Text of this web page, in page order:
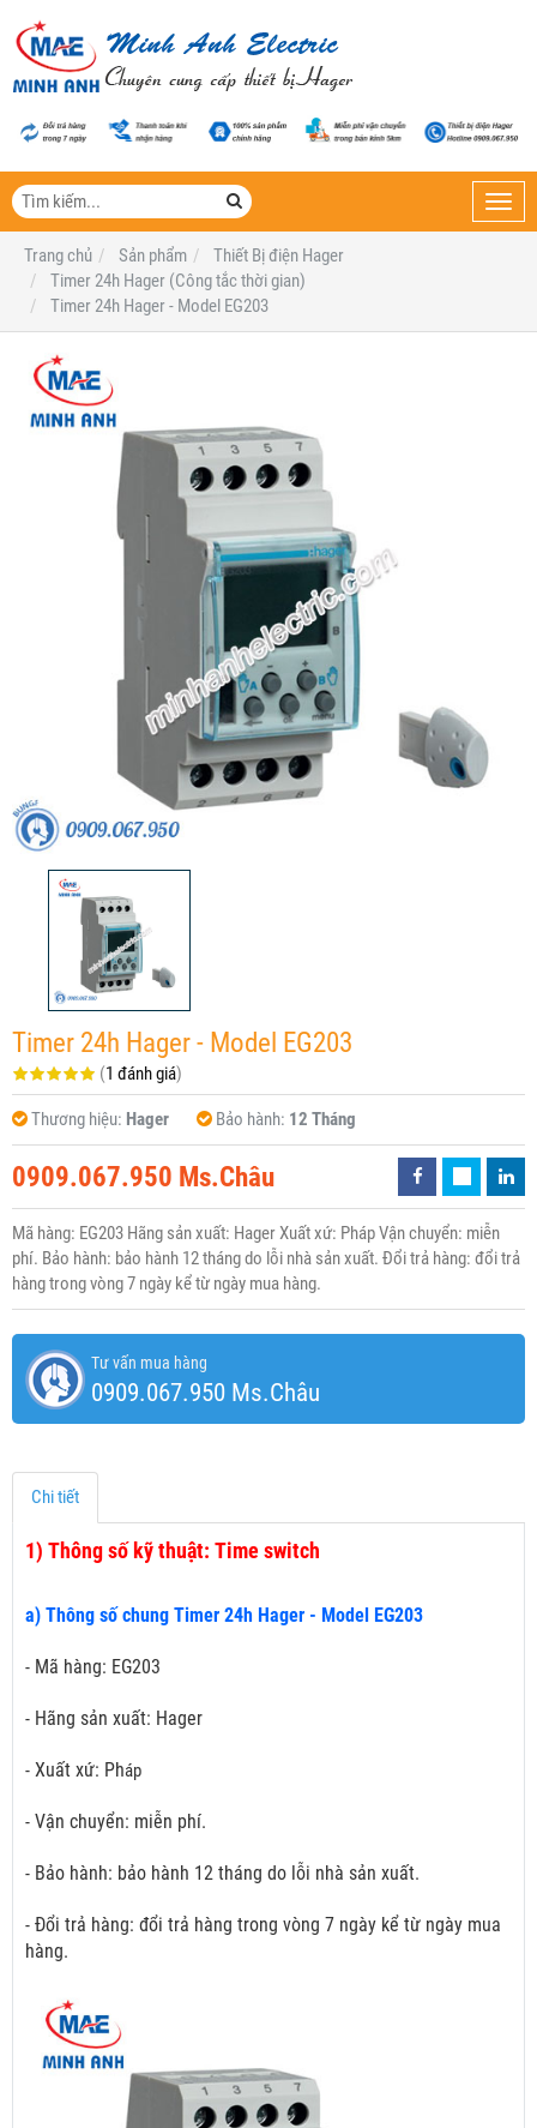
Trang chủ
Sản phẩm
Thiết Bị điện Hager
Timer 24h Hager (Công tắc thời gian)
Timer 24h Hager - Model EG203
Timer 24h Hager - Model EG203
(1 đánh giá)
Thương hiệu: Hager Bảo hành: 12 Tháng
0909.067.950 Ms.Châu
Mã hàng: EG203 Hãng sản xuất: Hager Xuất xứ: Pháp Vận chuyển: miễn
phí. Bảo hành: bảo hành 12 tháng do lỗi nhà sản xuất. Đổi trả hàng: đổi trả
hàng trong vòng 7 ngày kể từ ngày mua hàng.
Tư vấn mua hàng
0909.067.950 Ms.Châu
Chi tiết
1) Thông số kỹ thuật: Time switch
a) Thông số chung Timer 24h Hager - Model EG203
- Mã hàng: EG203
- Hãng sản xuất: Hager
- Xuất xứ: Pháp
- Vận chuyển: miễn phí.
- Bảo hành: bảo hành 12 tháng do lỗi nhà sản xuất.
- Đổi trả hàng: đổi trả hàng trong vòng 7 ngày kể từ ngày mua
hàng.